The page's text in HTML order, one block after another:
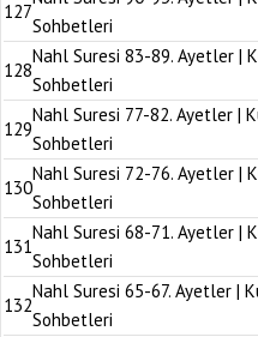
127
Sohbetleri
128
Nahl Suresi 83-89. Ayetler |
Sohbetleri
129
Nahl Suresi 77-82. Ayetler |
Sohbetleri
130
Nahl Suresi 72-76. Ayetler |
Sohbetleri
131
Nahl Suresi 68-71. Ayetler |
Sohbetleri
132
Nahl Suresi 65-67. Ayetler |
Sohbetleri